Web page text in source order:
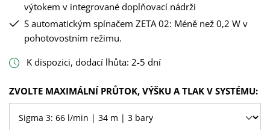
výtokem v integrované doplňovací nádrži
S automatickým spínačem ZETA 02: Méně než 0,2 W v
pohotovostním režimu.
K dispozici, dodací lhůta: 2-5 dní
VYBERTE
ZVOLTE MAXIMÁLNÍ PRŮTOK, VÝŠKU A TLAK V SYSTÉMU: